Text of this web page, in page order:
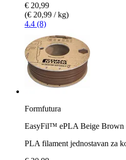
€ 20,99
(€ 20,99 / kg)
4.4 (8)
Formfutura
EasyFil™ ePLA Beige Brown
PLA filament jednostavan za